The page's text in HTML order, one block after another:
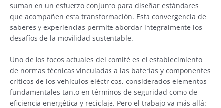
suman en un esfuerzo conjunto para diseñar estándares
que acompañen esta transformación. Esta convergencia de
saberes y experiencias permite abordar integralmente los
desafíos de la movilidad sustentable.
Uno de los focos actuales del comité es el establecimiento
de normas técnicas vinculadas a las baterías y componentes
críticos de los vehículos eléctricos, considerados elementos
fundamentales tanto en términos de seguridad como de
eficiencia energética y reciclaje. Pero el trabajo va más allá: